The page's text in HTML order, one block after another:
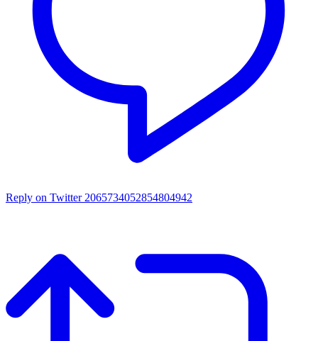
Reply on Twitter 2065734052854804942